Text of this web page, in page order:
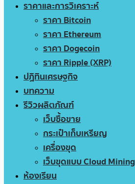
ราคาและการวิเคราะห์
ราคา Bitcoin
ราคา Ethereum
ราคา Dogecoin
ราคา Ripple (XRP)
ปฏิทินเศรษฐกิจ
บทความ
รีวิวผลิตภัณฑ์
เว็บซื้อขาย
กระเป๋าเก็บเหรียญ
เครื่องขุด
เว็บขุดแบบ Cloud Mining
ห้องเรียน